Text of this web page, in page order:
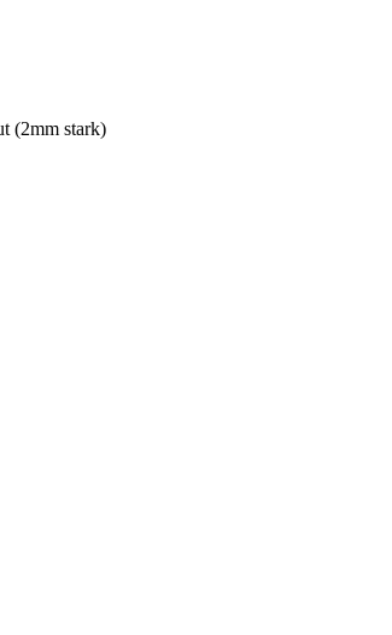
(2mm stark)